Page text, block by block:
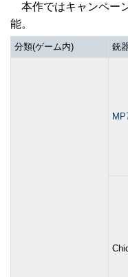
本作ではキャンペー
能。
分類(ゲーム内) 銃